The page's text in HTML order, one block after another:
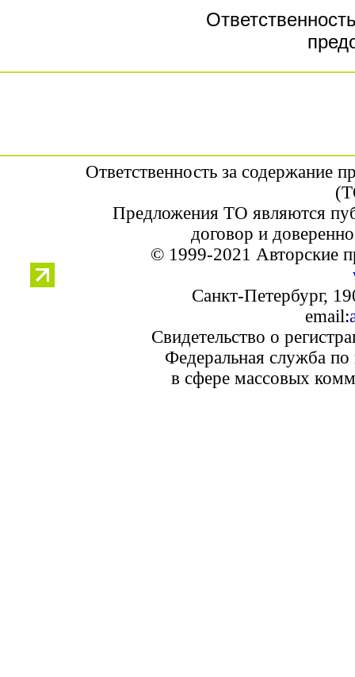
Ответственность за содержание
Предложения ТО являются
договор и
© 1999-2021 Авторские
Санкт-Петербург,
email:
Свидетельство о
Федеральная служба по
в сфере массовых